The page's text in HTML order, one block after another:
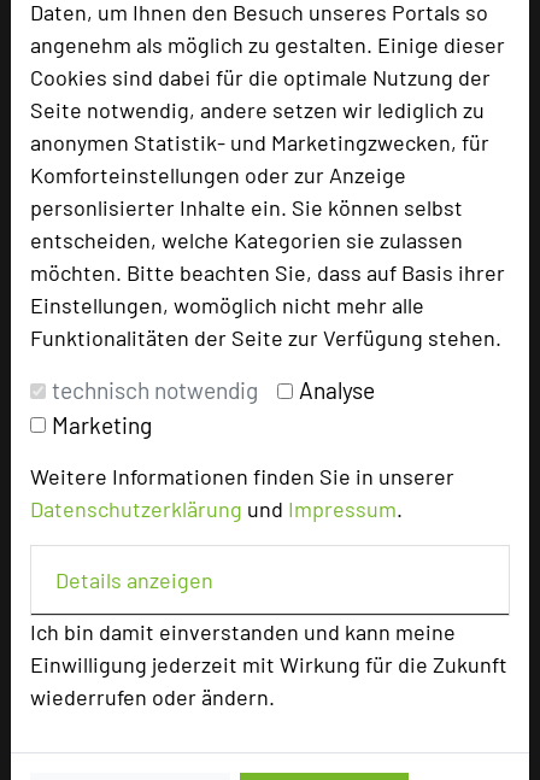
Daten, um Ihnen den Besuch unseres Portals so
angenehm als möglich zu gestalten. Einige dieser
Cookies sind dabei für die optimale Nutzung der
Seite notwendig, andere setzen wir lediglich zu
anonymen Statistik- und Marketingzwecken, für
Komforteinstellungen oder zur Anzeige
personlisierter Inhalte ein. Sie können selbst
entscheiden, welche Kategorien sie zulassen
möchten. Bitte beachten Sie, dass auf Basis ihrer
Einstellungen, womöglich nicht mehr alle
Funktionalitäten der Seite zur Verfügung stehen.
technisch notwendig
Analyse
Marketing
Weitere Informationen finden Sie in unserer
Datenschutzerklärung und Impressum.
Details anzeigen
Ich bin damit einverstanden und kann meine
Einwilligung jederzeit mit Wirkung für die Zukunft
wiederrufen oder ändern.
Dank gilt einem mittlerweile wieder
vollständigen Hotelteam, ehrenamtlichen und
amtlichen Helfern und unserem mutigen und
solidarischen Geschäftsführer des Hotels,
Christoph Krieger“, sagt Hunzinger.
„Der Hotelbetrieb ist parallel immer
weitergelaufen, was natürlich eine enorme
Herausforderung war. Aber die schnelle Hilfe
und Unterstützung für die geflüchteten
Kindern, stand für uns als Gastgeber immer im
Fokus“, so Hunzinger, der erst seit Februar
Western Premier Hotel Villa Stokkum in Hanau-
Steinheim ist und das 135-Zimmer-Hotel in
Er war bereits 2002 bis 2007
Geschäftsführender Direktor in dem Vier-
Sterne-Hotel und hat es zuvor in den 90er
Jahren als selbstständiger
Marketing beraten.